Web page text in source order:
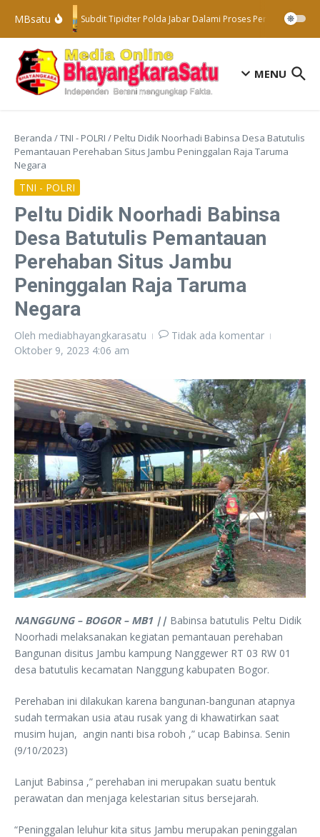
Lewati ke konten
MBsatu
Subdit Tipidter Polda Jabar Dalami Proses Penyelidikan
MENU
Beranda /TNI - POLRI / Peltu Didik Noorhadi Babinsa Desa Batutulis
Pemantauan Perehaban Situs Jambu Peninggalan Raja Taruma
Negara
TNI - POLRI
Peltu Didik Noorhadi Babinsa
Desa Batutulis Pemantauan
Perehaban Situs Jambu
Peninggalan Raja Taruma
Negara
Oleh mediabhayangkarasatu
Tidak ada komentar
Oktober 9, 2023 4:06 am
NANGGUNG – BOGOR – MB1 || Babinsa batutulis Peltu Didik
Noorhadi melaksanakan kegiatan pemantauan perehaban
Bangunan disitus Jambu kampung Nanggewer RT 03 RW 01
desa batutulis kecamatan Nanggung kabupaten Bogor.
Perehaban ini dilakukan karena bangunan-bangunan atapnya
sudah termakan usia atau rusak yang di khawatirkan saat
musim hujan, angin nanti bisa roboh ,” ucap Babinsa. Senin
(9/10/2023)
Lanjut Babinsa ,” perehaban ini merupakan suatu bentuk
perawatan dan menjaga kelestarian situs bersejarah.
“Peninggalan leluhur kita situs Jambu merupakan peninggalan